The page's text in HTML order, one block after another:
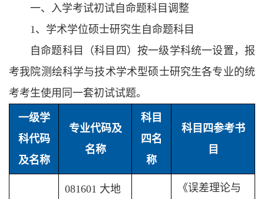
一、入学考试初试自命题科目调整
1、学术学位硕士研究生自命题科目
自命题科目（科目四）按一级学科统一设置，报
考我院测绘科学与技术学术型硕士研究生各专业的统
考考生使用同一套初试试题。
一级学
科代码
及名称
专业代码及
名称
科目
四名
称
科目四参考书
目
081601 大地
《误差理论与